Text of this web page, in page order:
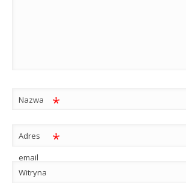
Nazwa *
Adres
email
*
Witryna